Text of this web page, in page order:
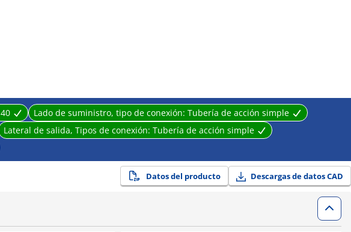
40 Lado de suministro, tipo de conexión: Tubería de acción simple
Lateral de salida, Tipos de conexión: Tubería de acción simple
Datos del producto Descargas de datos CAD